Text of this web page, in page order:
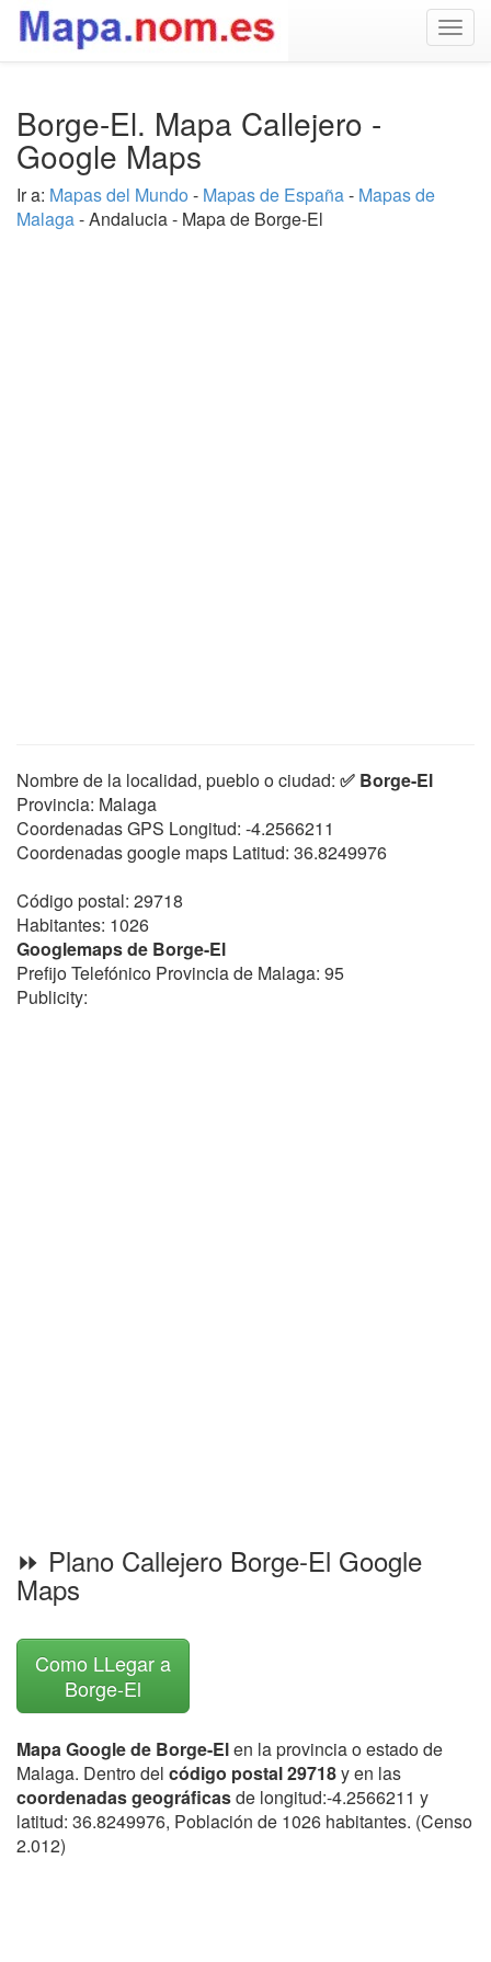
Borge-El. Mapa Callejero -
Google Maps
Ir a: Mapas del Mundo - Mapas de España- Mapas de
Malaga- Andalucia - Mapa de Borge-El
Nombre de la localidad, pueblo o ciudad: ✅ Borge-El
Provincia: Malaga
Coordenadas GPS Longitud: -4.2566211
Coordenadas google maps Latitud: 36.8249976
Código postal: 29718
Habitantes: 1026
Googlemaps de Borge-El
Prefijo Telefónico Provincia de Malaga: 95
Publicity:
⏩ Plano Callejero Borge-El Google
Maps
Como LLegar a
Borge-El
Mapa Google de Borge-Elen la provincia o estado de
Malaga. Dentro del código postal 29718y en las
coordenadas geográficasde longitud:-4.2566211 y
latitud: 36.8249976, Población de 1026 habitantes. (Censo
2.012)